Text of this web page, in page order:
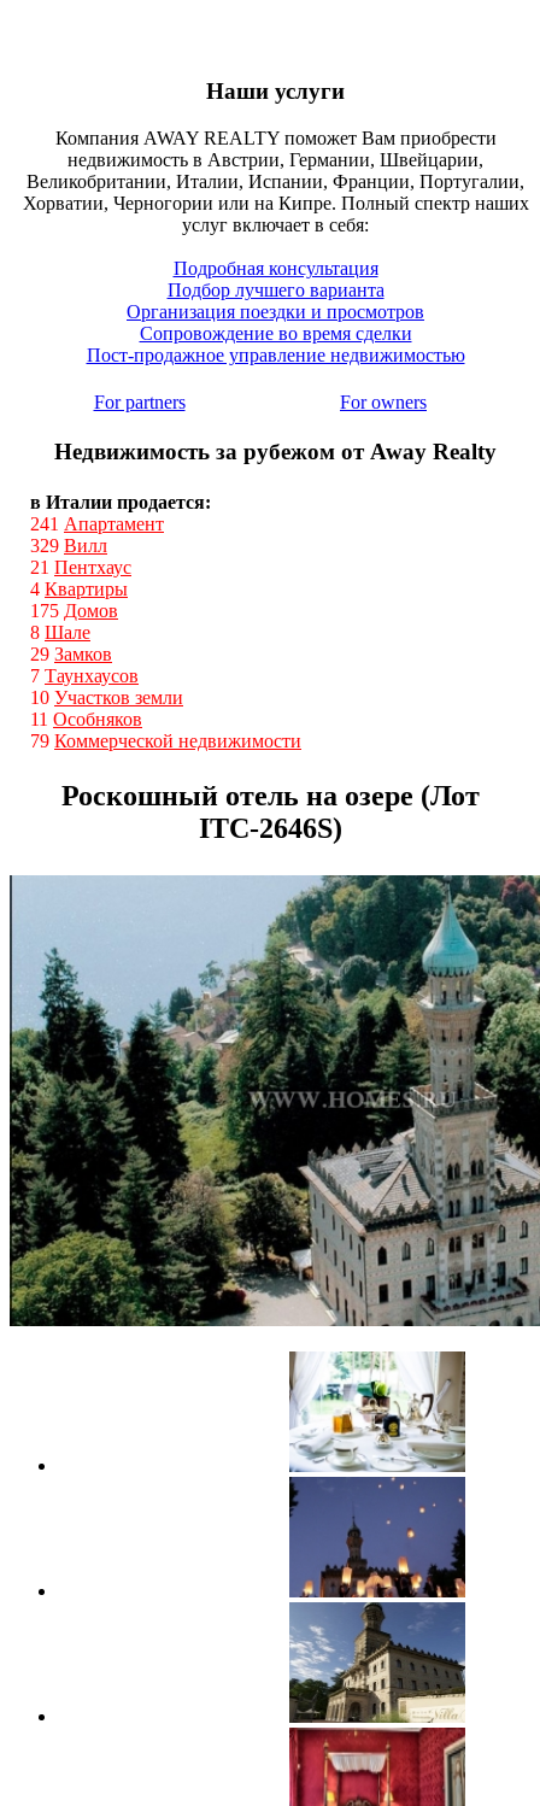
Наши услуги
Компания AWAY REALTY поможет Вам приобрести
недвижимость в Австрии, Германии, Швейцарии,
Великобритании, Италии, Испании, Франции, Португалии,
Хорватии, Черногории или на Кипре. Полный спектр наших
услуг включает в себя:
Подробная консультация
Подбор лучшего варианта
Организация поездки и просмотров
Сопровождение во время сделки
Пост-продажное управление недвижимостью
For partners For owners
Недвижимость за рубежом от Away Realty
в Италии продается:
241 Апартамент
329 Вилл
21 Пентхаус
4 Квартиры
175 Домов
8 Шале
29 Замков
7 Таунхаусов
10 Участков земли
11 Особняков
79 Коммерческой недвижимости
Роскошный отель на озере (Лот
ITС-2646S)